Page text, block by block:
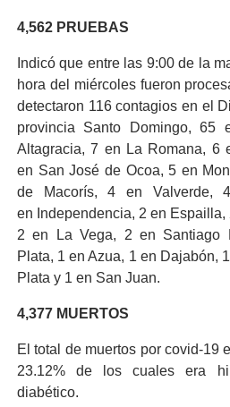
4,562 PRUEBAS
Indicó que entre las 9:00 de la
hora del miércoles fueron
detectaron 116 contagios en el
provincia Santo Domingo, 65
Altagracia, 7 en La Romana, 6
en San José de Ocoa, 5 en
de Macorís, 4 en Valverde,
en Independencia, 2 en
2 en La Vega, 2 en Santiago
Plata, 1 en Azua, 1 en Dajabón,
Plata y 1 en San Juan.
4,377 MUERTOS
El total de muertos por covid-19
23.12% de los cuales era
diabético.